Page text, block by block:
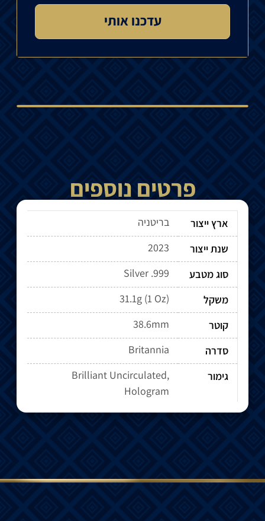
פרטים נוספים
ארץ ייצור
בריטניה
שנת ייצור
2023
סוג מטבע
Silver .999
משקל
31.1g (1 Oz)
קוטר
38.6mm
סדרה
Britannia
גימור
Brilliant Uncirculated,
Hologram